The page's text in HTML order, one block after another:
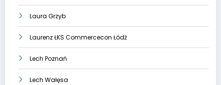
Laura Grzyb
Laurenz ŁKS Commercecon Łódź
Lech Poznań
Lech Wałęsa